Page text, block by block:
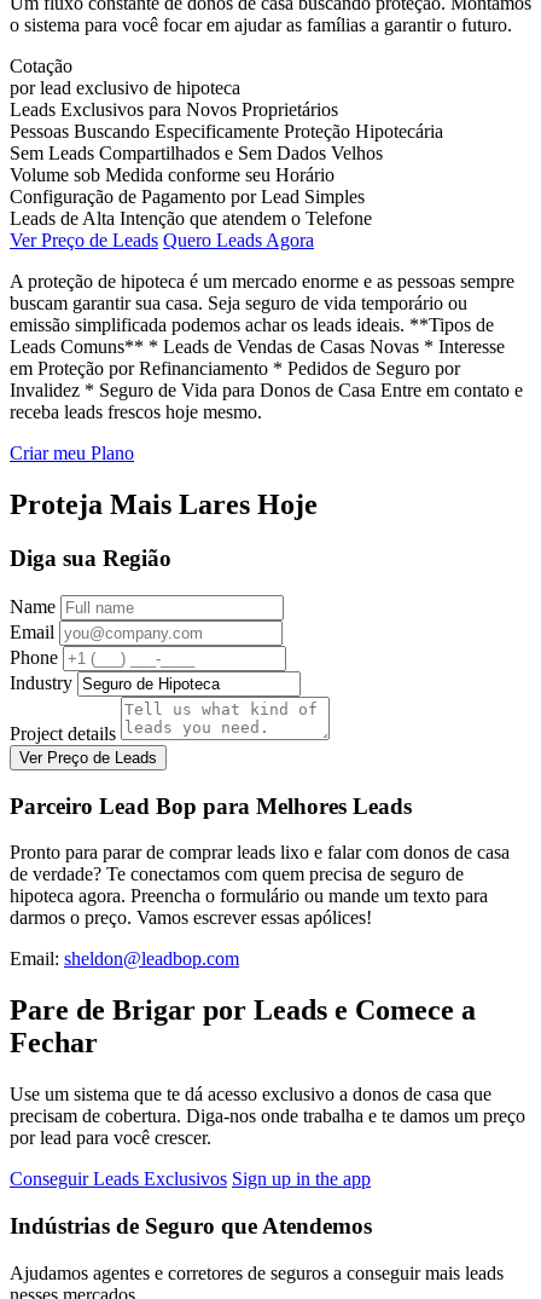
o sistema para você focar em ajudar as famílias a garantir o futuro.
Cotação
por lead exclusivo de hipoteca
Leads Exclusivos para Novos Proprietários
Pessoas Buscando Especificamente Proteção Hipotecária
Sem Leads Compartilhados e Sem Dados Velhos
Volume sob Medida conforme seu Horário
Configuração de Pagamento por Lead Simples
Leads de Alta Intenção que atendem o Telefone
Ver Preço de Leads Quero Leads Agora
A proteção de hipoteca é um mercado enorme e as pessoas sempre
buscam garantir sua casa. Seja seguro de vida temporário ou
emissão simplificada podemos achar os leads ideais. **Tipos de
Leads Comuns** * Leads de Vendas de Casas Novas * Interesse
em Proteção por Refinanciamento * Pedidos de Seguro por
Invalidez * Seguro de Vida para Donos de Casa Entre em contato e
receba leads frescos hoje mesmo.
Criar meu Plano
Proteja Mais Lares Hoje
Diga sua Região
Name
Email
Phone
Industry
Project details
Ver Preço de Leads
Parceiro Lead Bop para Melhores Leads
Pronto para parar de comprar leads lixo e falar com donos de casa
de verdade? Te conectamos com quem precisa de seguro de
hipoteca agora. Preencha o formulário ou mande um texto para
darmos o preço. Vamos escrever essas apólices!
Email: sheldon@leadbop.com
Pare de Brigar por Leads e Comece a
Fechar
Use um sistema que te dá acesso exclusivo a donos de casa que
precisam de cobertura. Diga-nos onde trabalha e te damos um preço
por lead para você crescer.
Conseguir Leads Exclusivos Sign up in the app
Indústrias de Seguro que Atendemos
Ajudamos agentes e corretores de seguros a conseguir mais leads
nesses mercados.